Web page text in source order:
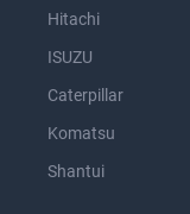
Hitachi
ISUZU
Caterpillar
Komatsu
Shantui